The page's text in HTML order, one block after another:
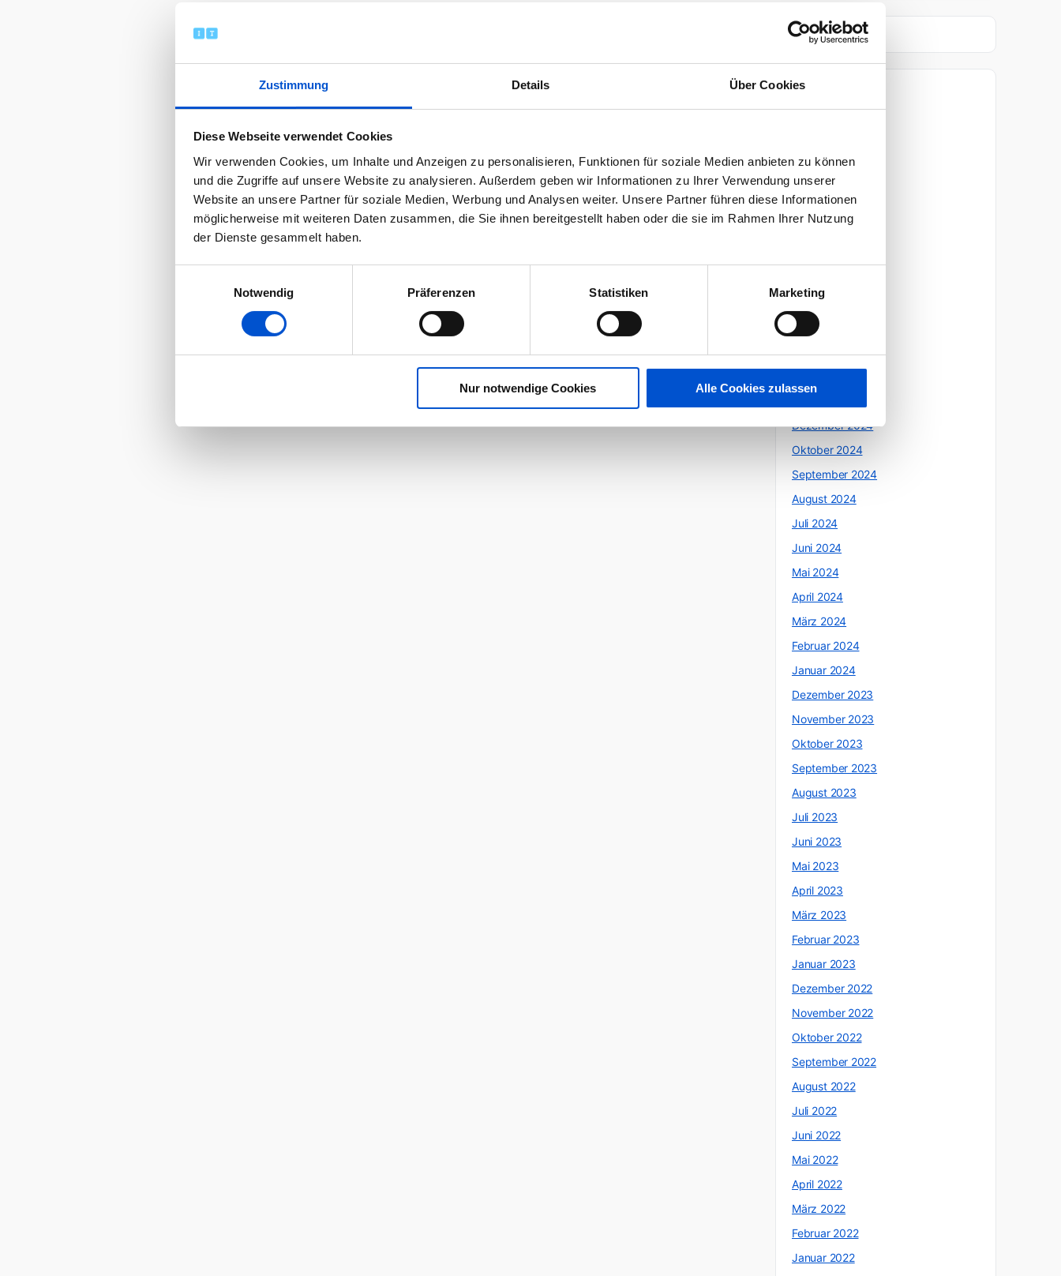
Zustimmung Details Über Cookies
Diese Webseite verwendet Cookies
Wir verwenden Cookies, um Inhalte und Anzeigen zu personalisieren, Funktionen für soziale Medien anbieten zu können
und die Zugriffe auf unsere Website zu analysieren. Außerdem geben wir Informationen zu Ihrer Verwendung unserer
Website an unsere Partner für soziale Medien, Werbung und Analysen weiter. Unsere Partner führen diese Informationen
möglicherweise mit weiteren Daten zusammen, die Sie ihnen bereitgestellt haben oder die sie im Rahmen Ihrer Nutzung
der Dienste gesammelt haben.
Notwendig
Präferenzen Statistiken Marketing
Nur notwendige Cookies Alle Cookies zulassen
April 2026
März 2026
November 2025
Oktober 2025
Mai 2025
April 2025
März 2025
Dezember 2024
Oktober 2024
September 2024
August 2024
Juli 2024
Juni 2024
Mai 2024
April 2024
März 2024
Februar 2024
Januar 2024
Dezember 2023
November 2023
Oktober 2023
September 2023
August 2023
Juli 2023
Juni 2023
Mai 2023
April 2023
März 2023
Februar 2023
Januar 2023
Dezember 2022
November 2022
Oktober 2022
September 2022
August 2022
Juli 2022
Juni 2022
Mai 2022
April 2022
März 2022
Februar 2022
Januar 2022